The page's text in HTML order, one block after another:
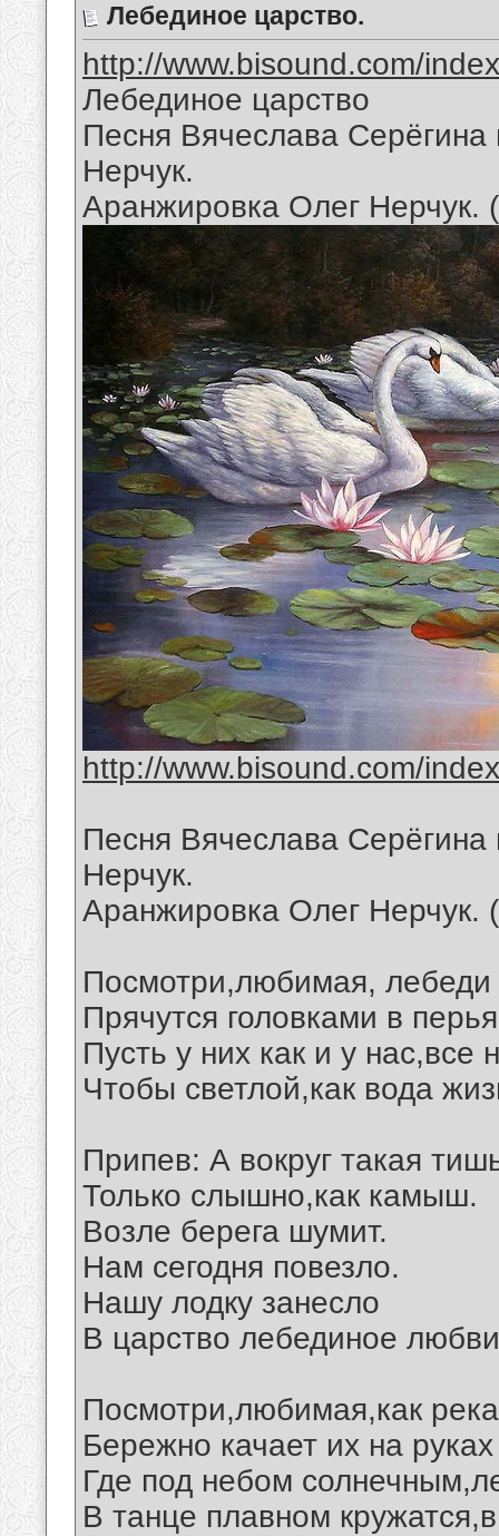
Лебединое царство.
http://www.bisound.com/
Лебединое царство
Песня Вячеслава
Нерчук.
Аранжировка Олег Нерчук.
http://www.bisound.com/
Песня Вячеслава
Нерчук.
Аранжировка Олег Нерчук.
Посмотри,любимая, лебеди
Прячутся головками в
Пусть у них как и у нас,все
Чтобы светлой,как вода
Припев: А вокруг такая
Только слышно,как камыш.
Возле берега шумит.
Нам сегодня повезло.
Нашу лодку занесло
В царство лебединое
Посмотри,любимая,как
Бережно качает их на
Где под небом
В танце плавном